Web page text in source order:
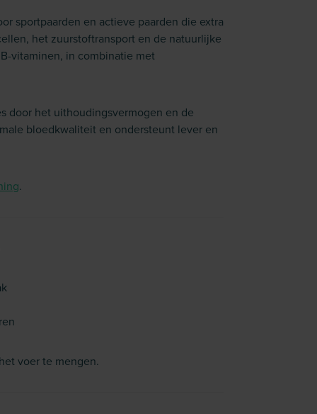
sportpaarden en actieve paarden die extra
het zuurstoftransport en de natuurlijke
vitaminen, in combinatie met
door het uithoudingsvermogen en de
bloedkwaliteit en ondersteunt lever en
.
voer te mengen.